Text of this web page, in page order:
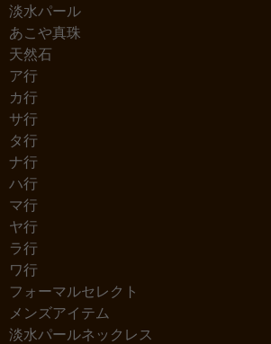
淡水パール
あこや真珠
天然石
ア行
カ行
サ行
タ行
ナ行
ハ行
マ行
ヤ行
ラ行
ワ行
フォーマルセレクト
メンズアイテム
淡水パールネックレス